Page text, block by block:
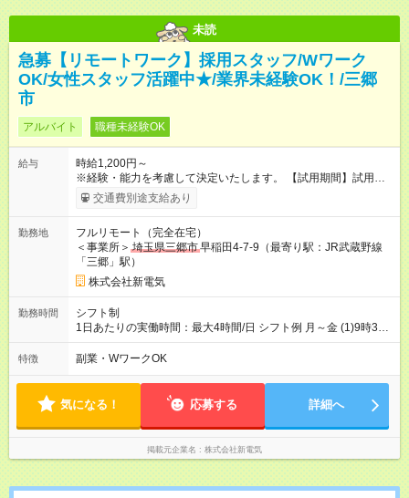
未読
急募【リモートワーク】採用スタッフ/Wワーク
OK/女性スタッフ活躍中★/業界未経験OK！/三郷
市
アルバイト 職種未経験OK
給与
時給1,200円～
※経験・能力を考慮して決定いたします。 【試用期間】試用期
間あり 試用期間の長さ：1ヶ月 雇用形態、給与は本採用時と同
じです。
交通費別途支給あり
勤務地
フルリモート（完全在宅）
＜事業所＞ 埼玉県三郷市早稲田4-7-9（最寄り駅：JR武蔵野線
「三郷」駅）
株式会社新電気
勤務時間
シフト制
1日あたりの実働時間：最大4時間/日 シフト例 月～金 (1)9時30
分～14時30分 (2)13時00分～17時00分 など 他勤務希望時間帯
があれば相談可 ※通常の勤務時間は8：30～17：30になります
時間：4時間 休憩時間 1時間 12：00～13：00
特徴 副業・WワークOK
気になる！ 応募する 詳細へ
掲載元企業名 株式会社新電気